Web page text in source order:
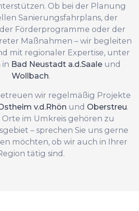
Ob bei der Planung
Sanierungsfahrplans, der
Förderprogramme oder der
Maßnahmen – wir begleiten
mit regionaler Expertise, unter
in Bad Neustadt a.d.Saaleund
Wollbach.
wir regelmäßig Projekte
v.d.Rhön und Oberstreu.
im Umkreis gehören zu
– sprechen Sie uns gerne
möchten, ob wir auch in Ihrer
tätig sind.